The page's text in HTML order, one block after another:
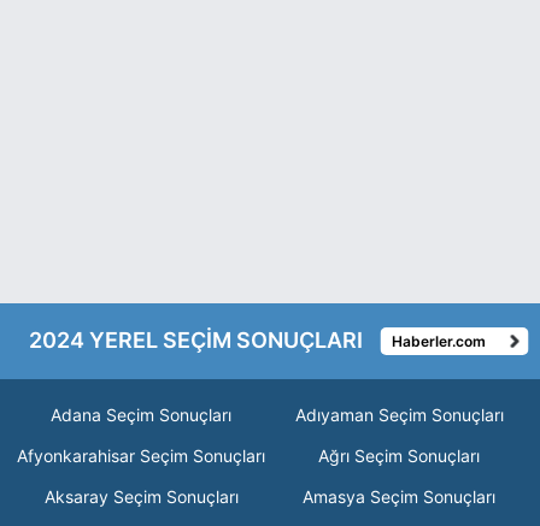
2024 YEREL SEÇİM SONUÇLARI Haberler.com
Adana Seçim Sonuçları
Adıyaman Seçim Sonuçları
Afyonkarahisar Seçim Sonuçları
Ağrı Seçim Sonuçları
Aksaray Seçim Sonuçları
Amasya Seçim Sonuçları